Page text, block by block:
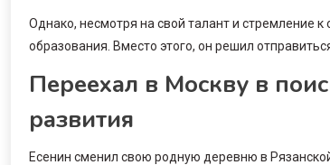
Однако, несмотря на свой талант и стремление
образования. Вместо этого, он решил
Переехал в Москву в
развития
Есенин сменил свою родную деревню в